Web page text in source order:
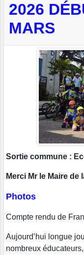
2026
MARS
Sortie commune :
Merci Mr le Maire
Photos
Compte rendu de
Aujourd’hui longue
nombreux